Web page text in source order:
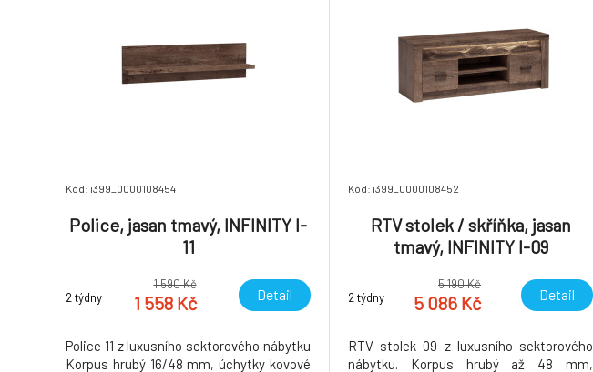
Kód: i399_0000108454
Police, jasan tmavý, INFINITY I-
11
2 týdny
1 590 Kč
1 558 Kč Detail
Police 11 z luxusního sektorového nábytku
Korpus hrubý 16/48 mm, úchytky kovové
Kód: i399_0000108452
RTV stolek / skříňka, jasan
tmavý, INFINITY I-09
2 týdny
5 190 Kč
5 086 Kč Detail
RTV stolek 09 z luxusního sektorového
nábytku. Korpus hrubý až 48 mm,